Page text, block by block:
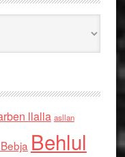
llalla asllan
Behlul